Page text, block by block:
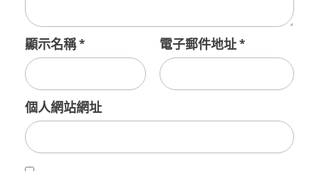
顯示名稱* 電子郵件地址*
個人網站網址